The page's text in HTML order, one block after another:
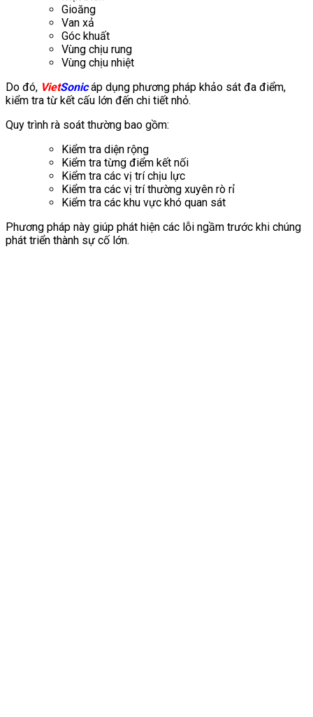
Gioăng
Van xả
Góc khuất
Vùng chịu rung
Vùng chịu nhiệt
Do đó, VietSonicáp dụng phương pháp khảo sát đa điểm,
kiểm tra từ kết cấu lớn đến chi tiết nhỏ.
Quy trình rà soát thường bao gồm:
Kiểm tra diện rộng
Kiểm tra từng điểm kết nối
Kiểm tra các vị trí chịu lực
Kiểm tra các vị trí thường xuyên rò rỉ
Kiểm tra các khu vực khó quan sát
Phương pháp này giúp phát hiện các lỗi ngầm trước khi chúng
phát triển thành sự cố lớn.